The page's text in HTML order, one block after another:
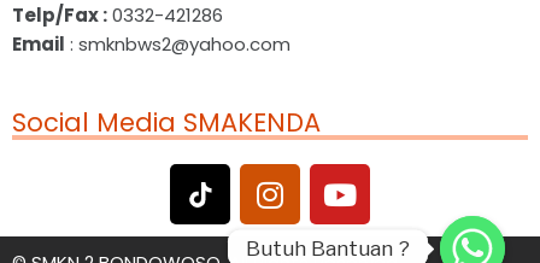
Telp/Fax :0332-421286
Email : smknbws2@yahoo.com
Social Media SMAKENDA
Butuh Bantuan ?
Butuh Bantuan ?